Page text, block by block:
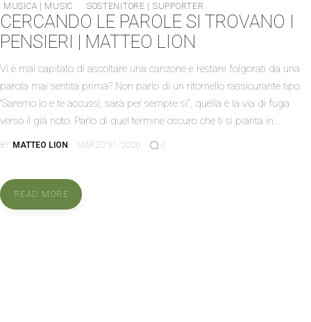
MUSICA | MUSIC SOSTENITORE | SUPPORTER
CERCANDO LE PAROLE SI TROVANO I
PENSIERI | MATTEO LION
Vi è mai capitato di ascoltare una canzone e restare folgorati da una
parola mai sentita prima? Non parlo di un ritornello rassicurante tipo
“Saremo io e te accussì, sarà per sempre sì", quella è la via di fuga
verso il già noto. Parlo di quel termine oscuro che ti si pianta in…
BY MATTEO LION MARZO 31, 2026 0
READ MORE